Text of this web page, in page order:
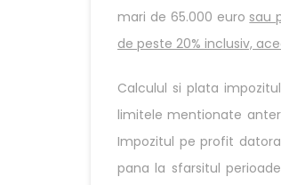
mari de 65.000 euro sau
de peste 20% inclusiv,
Calculul si plata
limitele mentionate
Impozitul pe profit
pana la sfarsitul